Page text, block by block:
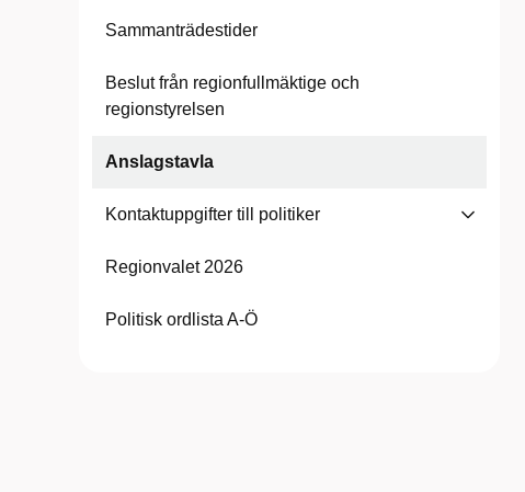
Sammanträdestider
Beslut från regionfullmäktige och
regionstyrelsen
Anslagstavla
Kontaktuppgifter till politiker
Regionvalet 2026
Politisk ordlista A-Ö